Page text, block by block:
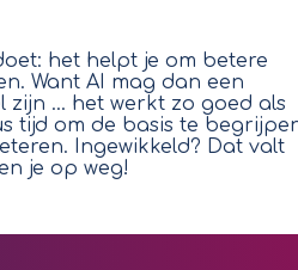
het helpt je om betere
Want AI mag dan een
zijn … het werkt zo goed als
tijd om de basis te
Ingewikkeld? Dat valt
je op weg!